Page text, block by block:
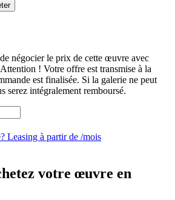
négocier le prix de cette œuvre avec
! Votre offre est transmise à la
est finalisée. Si la galerie ne peut
serez intégralement remboursé.
Leasing à partir de /mois
votre œuvre en